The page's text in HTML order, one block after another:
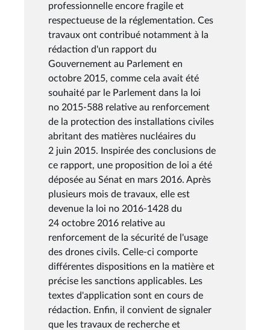
professionnelle encore fragile et
respectueuse de la réglementation. Ces
travaux ont contribué notamment à la
rédaction d'un rapport du
Gouvernement au Parlement en
octobre 2015, comme cela avait été
souhaité par le Parlement dans la loi
no 2015-588 relative au renforcement
de la protection des installations civiles
abritant des matières nucléaires du
2 juin 2015. Inspirée des conclusions de
ce rapport, une proposition de loi a été
déposée au Sénat en mars 2016. Après
plusieurs mois de travaux, elle est
devenue la loi no 2016-1428 du
24 octobre 2016 relative au
renforcement de la sécurité de l'usage
des drones civils. Celle-ci comporte
différentes dispositions en la matière et
précise les sanctions applicables. Les
textes d'application sont en cours de
rédaction. Enfin, il convient de signaler
que les travaux de recherche et